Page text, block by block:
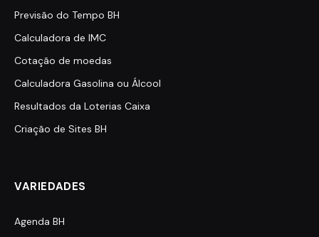
Previsão do Tempo BH
Calculadora de IMC
Cotação de moedas
Calculadora Gasolina ou Álcool
Resultados da Loterias Caixa
Criação de Sites BH
VARIEDADES
Agenda BH